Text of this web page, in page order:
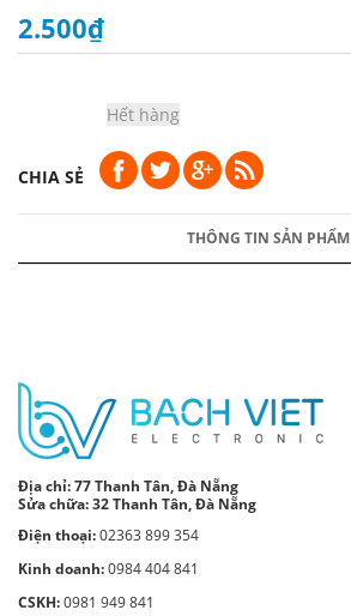
2.500₫
Hết hàng
CHIA SẺ
THÔNG TIN SẢN PHẨM
Địa chỉ:77 Thanh Tân, Đà Nẵng
Sửa chữa: 32 Thanh Tân, Đà Nẵng
Điện thoại:02363 899 354
Kinh doanh:0984 404 841
CSKH:0981 949 841